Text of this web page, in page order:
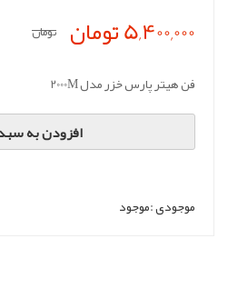
5,400,000 تومان تومان
فن هیتر پارس خزر مدل 2000M
افزودن به
موجودی :موجود